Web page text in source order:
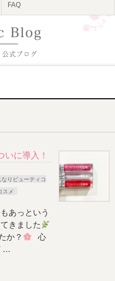
FAQ
に導入！
なりビューティコ
スメ
あっという
きました
か？
心
…